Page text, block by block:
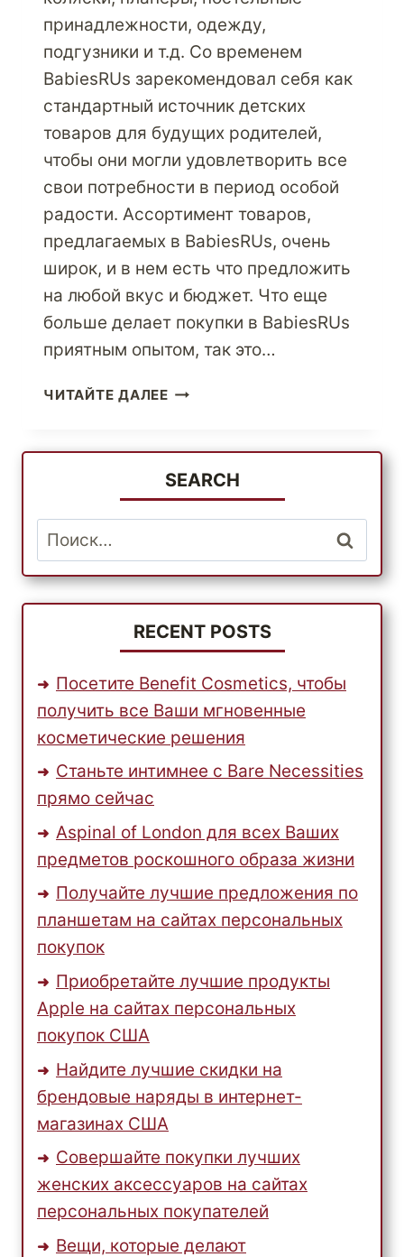
принадлежности, одежду,
подгузники и т.д. Со временем
BabiesRUs зарекомендовал себя как
стандартный источник детских
товаров для будущих родителей,
чтобы они могли удовлетворить все
свои потребности в период особой
радости. Ассортимент товаров,
предлагаемых в BabiesRUs, очень
широк, и в нем есть что предложить
на любой вкус и бюджет. Что еще
больше делает покупки в BabiesRUs
приятным опытом, так это…
ЧИТАЙТЕ ДАЛЕЕПОБАЛУЙТЕ
ЛУЧШИМИ
ТОВАРАМИ
ОТ
BABIESRUS
SEARCH
Найти:
RECENT POSTS
Посетите Benefit Cosmetics, чтобы
получить все Ваши мгновенные
косметические решения
Станьте интимнее с Bare Necessities
прямо сейчас
Aspinal of London для всех Ваших
предметов роскошного образа жизни
Получайте лучшие предложения по
планшетам на сайтах персональных
покупок
Приобретайте лучшие продукты
Apple на сайтах персональных
покупок США
Найдите лучшие скидки на
брендовые наряды в интернет-
магазинах США
Совершайте покупки лучших
женских аксессуаров на сайтах
персональных покупателей
Вещи, которые делают